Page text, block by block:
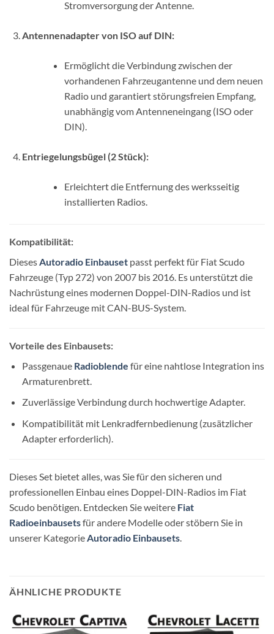
Stromversorgung der Antenne.
Antennenadapter von ISO auf DIN:
Ermöglicht die Verbindung zwischen der
vorhandenen Fahrzeugantenne und dem neuen
Radio und garantiert störungsfreien Empfang,
unabhängig vom Antenneneingang (ISO oder
DIN).
Entriegelungsbügel (2 Stück):
Erleichtert die Entfernung des werksseitig
installierten Radios.
Kompatibilität:
Dieses Autoradio Einbauset passt perfekt für Fiat Scudo
Fahrzeuge (Typ 272) von 2007 bis 2016. Es unterstützt die
Nachrüstung eines modernen Doppel-DIN-Radios und ist
ideal für Fahrzeuge mit CAN-BUS-System.
Vorteile des Einbausets:
Passgenaue Radioblende für eine nahtlose Integration ins
Armaturenbrett.
Zuverlässige Verbindung durch hochwertige Adapter.
Kompatibilität mit Lenkradfernbedienung (zusätzlicher
Adapter erforderlich).
Dieses Set bietet alles, was Sie für den sicheren und
professionellen Einbau eines Doppel-DIN-Radios im Fiat
Scudo benötigen. Entdecken Sie weitere Fiat
Radioeinbausetsfür andere Modelle oder stöbern Sie in
unserer Kategorie Autoradio Einbausets
ÄHNLICHE PRODUKTE